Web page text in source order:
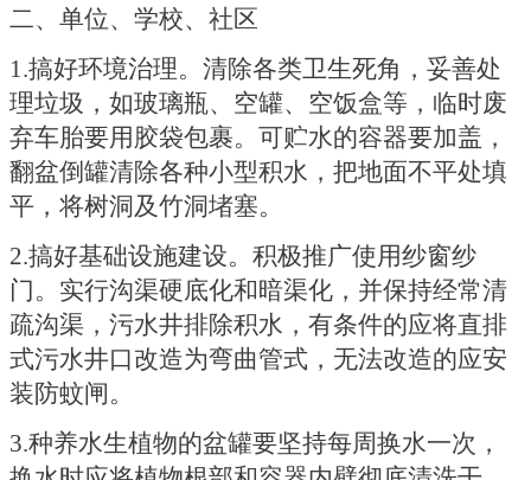
二、单位、学校、社区
1.搞好环境治理。清除各类卫生死角，妥善处
理垃圾，如玻璃瓶、空罐、空饭盒等，临时废
弃车胎要用胶袋包裹。可贮水的容器要加盖，
翻盆倒罐清除各种小型积水，把地面不平处填
平，将树洞及竹洞堵塞。
2.搞好基础设施建设。积极推广使用纱窗纱
门。实行沟渠硬底化和暗渠化，并保持经常清
疏沟渠，污水井排除积水，有条件的应将直排
式污水井口改造为弯曲管式，无法改造的应安
装防蚊闸。
3.种养水生植物的盆罐要坚持每周换水一次，